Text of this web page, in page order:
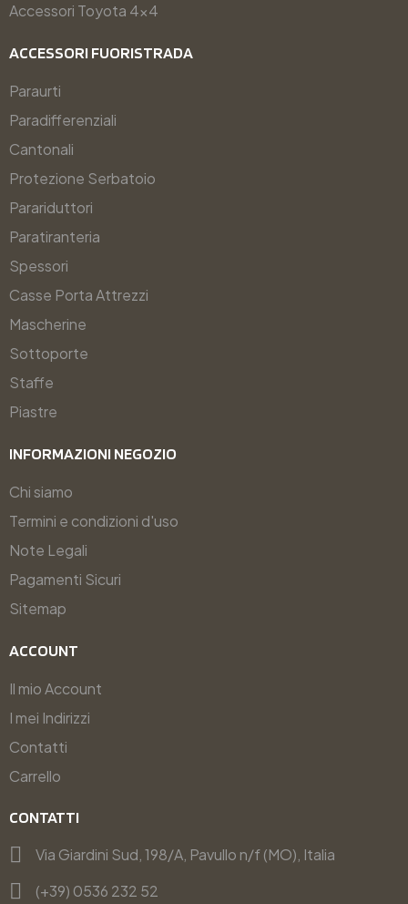
Accessori Toyota 4x4
ACCESSORI FUORISTRADA
Paraurti
Paradifferenziali
Cantonali
Protezione Serbatoio
Parariduttori
Paratiranteria
Spessori
Casse Porta Attrezzi
Mascherine
Sottoporte
Staffe
Piastre
INFORMAZIONI NEGOZIO​
Chi siamo
Termini e condizioni d'uso
Note Legali
Pagamenti Sicuri
Sitemap
ACCOUNT
Il mio Account
I mei Indirizzi
Contatti
Carrello
CONTATTI
Via Giardini Sud, 198/A, Pavullo n/f (MO), Italia
(+39) 0536 232 52